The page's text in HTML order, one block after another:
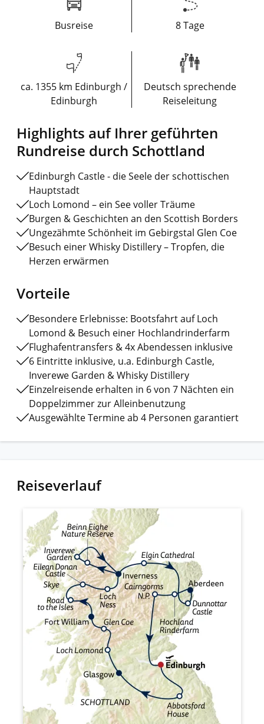
Busreise 8 Tage
ca. 1355 km Edinburgh /
Edinburgh
Deutsch sprechende
Reiseleitung
Highlights auf Ihrer geführten
Rundreise durch Schottland
Edinburgh Castle - die Seele der schottischen
Hauptstadt
Loch Lomond – ein See voller Träume
Burgen & Geschichten an den Scottish Borders
Ungezähmte Schönheit im Gebirgstal Glen Coe
Besuch einer Whisky Distillery – Tropfen, die
Herzen erwärmen
Vorteile
Besondere Erlebnisse: Bootsfahrt auf Loch
Lomond & Besuch einer Hochlandrinderfarm
Flughafentransfers & 4x Abendessen inklusive
6 Eintritte inklusive, u.a. Edinburgh Castle,
Inverewe Garden & Whisky Distillery
Einzelreisende erhalten in 6 von 7 Nächten ein
Doppelzimmer zur Alleinbenutzung
Ausgewählte Termine ab 4 Personen garantiert
Reiseverlauf